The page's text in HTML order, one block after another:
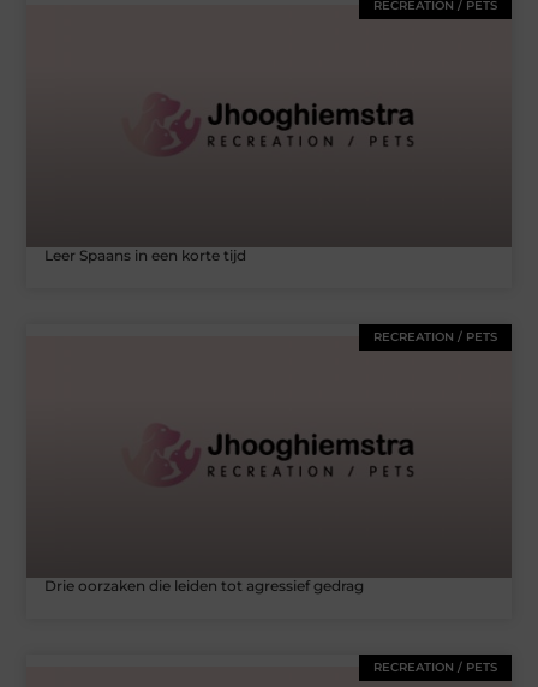
RECREATION / PETS
Leer Spaans in een korte tijd
RECREATION / PETS
Drie oorzaken die leiden tot agressief gedrag
RECREATION / PETS